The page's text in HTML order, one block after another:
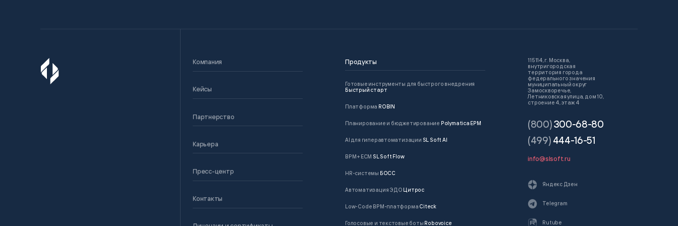
Компания
Кейсы
Партнерство
Карьера
Пресс-центр
Контакты
Продукты
Готовые инструменты для быстрого внедрения
Быстрый старт
Платформа ROBIN
Планирование и бюджетирование Polymatica EPM
AI для гиперавтоматизации SL Soft AI
BPM + ECM SL Soft Flow
HR-системы БОСС
Автоматизация ЭДО Цитрос
Low-Code BPM-платформа Citeck
Голосовые и текстовые боты Robovoice
115114, г. Москва,
внутригородская
территория города
федерального значения
муниципальный округ
Замоскворечье,
Летниковская улица, дом 10,
строение 4, этаж 4
(800)300-68-80
(499) 444-16-51
info@slsoft.ru
Яндекс Дзен
Telegram
Rutube